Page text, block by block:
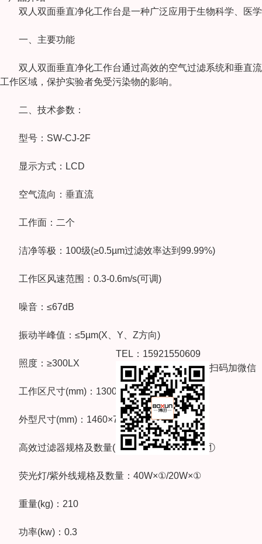
双人双面垂直净化工作台是一种广泛应用于生物科学、医学
一、主要功能
双人双面垂直净化工作台通过高效的空气过滤系统和垂直流
工作区域，保护实验者免受污染物的影响。
二、技术参数：
型号：SW-CJ-2F
显示方式：LCD
空气流向：垂直流
工作面：二个
洁净等极：100级(≥0.5µm过滤效率达到99.99%)
工作区风速范围：0.3-0.6m/s(可调)
噪音：≤67dB
振动半峰值：≤5µm(X、Y、Z方向)
照度：≥300LX
工作区尺寸(mm)：1300×650×520
外型尺寸(mm)：1460×700×1650
高效过滤器规格及数量(mm)：1250×560×50×①
荧光灯/紫外线规格及数量：40W×①/20W×①
重量(kg)：210
功率(kw)：0.3
TEL：15921550609
扫码加微信